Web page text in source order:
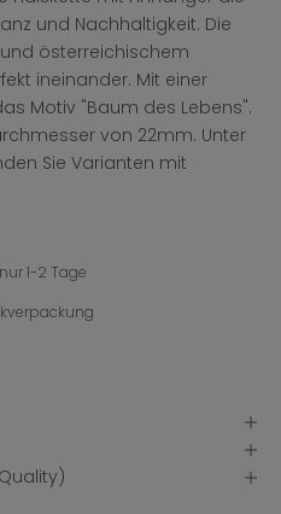
und Nachhaltigkeit. Die
österreichischem
ineinander. Mit einer
Motiv "Baum des Lebens".
von 22mm. Unter
Sie Varianten mit
1-2 Tage